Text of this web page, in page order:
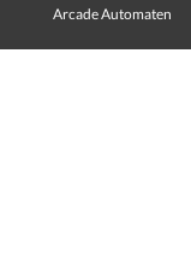
Arcade Automaten